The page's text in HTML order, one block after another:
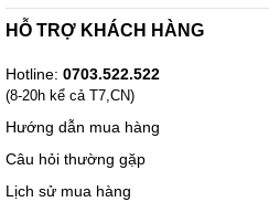
HỖ TRỢ KHÁCH HÀNG
Hotline: 0703.522.522
(8-20h kể cả T7,CN)
Hướng dẫn mua hàng
Câu hỏi thường gặp
Lịch sử mua hàng